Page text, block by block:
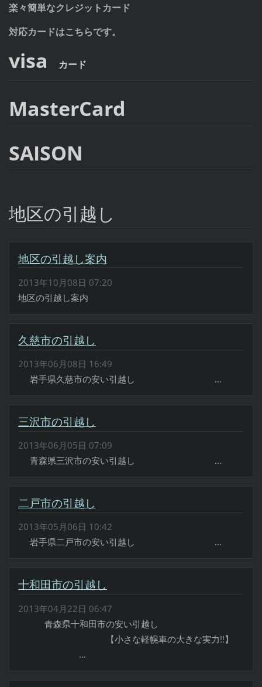
楽々簡単なクレジットカード
対応カードはこちらです。
visa カード
MasterCard
SAISON
地区の引越し
地区の引越し案内
2013年10月08日 07:20
地区の引越し案内
久慈市の引越し
2013年06月08日 16:49
岩手県久慈市の安い引越し ...
三沢市の引越し
2013年06月05日 07:09
青森県三沢市の安い引越し ...
二戸市の引越し
2013年05月06日 10:42
岩手県二戸市の安い引越し ...
十和田市の引越し
2013年04月22日 06:47
青森県十和田市の安い引越し
【小さな軽幌車の大きな実力!!】
...